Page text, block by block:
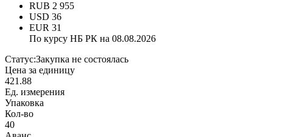
RUB 2 955
USD 36
EUR 31
По курсу НБ РК на 08.08.2026
Статус:Закупка не состоялась
Цена за единицу
421.88
Ед. измерения
Упаковка
Кол-во
40